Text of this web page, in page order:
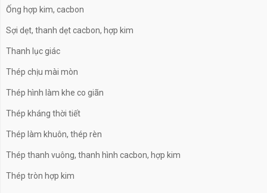
Ống hợp kim, cacbon
Sợi dẹt, thanh dẹt cacbon, hợp kim
Thanh lục giác
Thép chịu mài mòn
Thép hình làm khe co giãn
Thép kháng thời tiết
Thép làm khuôn, thép rèn
Thép thanh vuông, thanh hình cacbon, hợp kim
Thép tròn hợp kim